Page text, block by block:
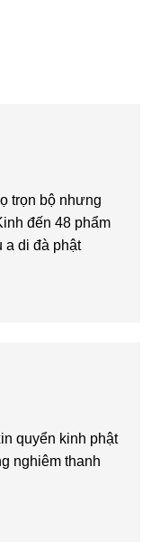
trọn bộ nhưng
đến 48 phẩm
a di đà phật
quyển kinh phật
nghiêm thanh